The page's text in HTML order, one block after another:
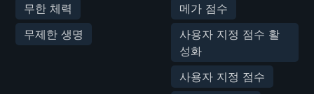
무한 체력
무제한 생명
메가 점수
사용자 지정 점수 활
성화
사용자 지정 점수